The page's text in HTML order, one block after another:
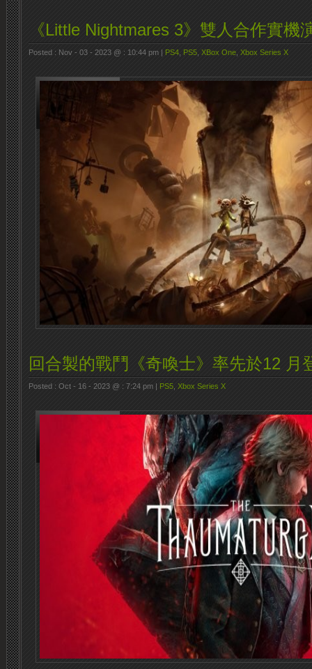
《Little Nightmares 3》雙人合作實機
Posted : Nov - 03 - 2023 @ : 10:44 pm | PS4 PS5 XBox One Xbox Series X
回合製的戰鬥《奇喚士》率先於12 月
Posted : Oct - 16 - 2023 @ : 7:24 pm | PS5 Xbox Series X